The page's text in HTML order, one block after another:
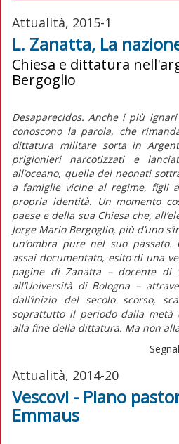
Attualità, 2015-1
L. Zanatta, La
Chiesa e dittatura
Bergoglio
Desaparecidos. Anche i più
conoscono la parola, che
dittatura militare sorta in
prigionieri narcotizzati e
all’oceano, quella dei neonati
a famiglie vicine al regime, figli
propria identità. Un momento
paese e della sua Chiesa che,
Jorge Mario Bergoglio, più d’uno
un’ombra pure nel suo
assai documentato, esito di una
pagine di Zanatta – docente di
all’Università di Bologna –
dall’inizio del secolo scorso,
soprattutto il periodo dalla metà
alla fine della dittatura. Ma non
Attualità, 2014-20
Vescovi - Piano
Emmaus